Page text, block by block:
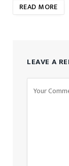
READ MORE
LEAVE A